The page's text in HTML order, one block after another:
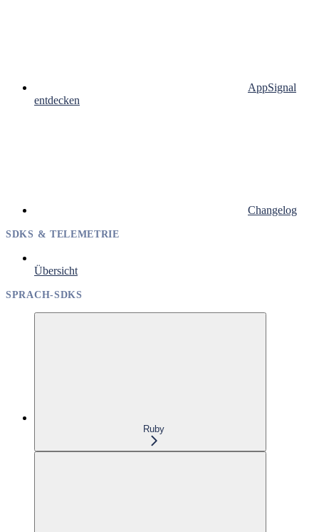
AppSignal
entdecken
Changelog
SDKS & TELEMETRIE
Übersicht
SPRACH-SDKS
Ruby